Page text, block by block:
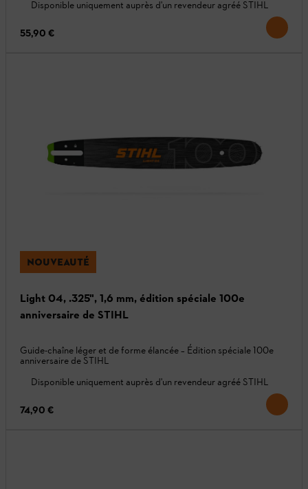
Disponible uniquement auprès d'un revendeur agréé STIHL
55,90 €
NOUVEAUTÉ
Light 04, .325", 1,6 mm, édition spéciale 100e
anniversaire de STIHL
Guide-chaîne léger et de forme élancée – Édition spéciale 100e
anniversaire de STIHL
Disponible uniquement auprès d'un revendeur agréé STIHL
74,90 €